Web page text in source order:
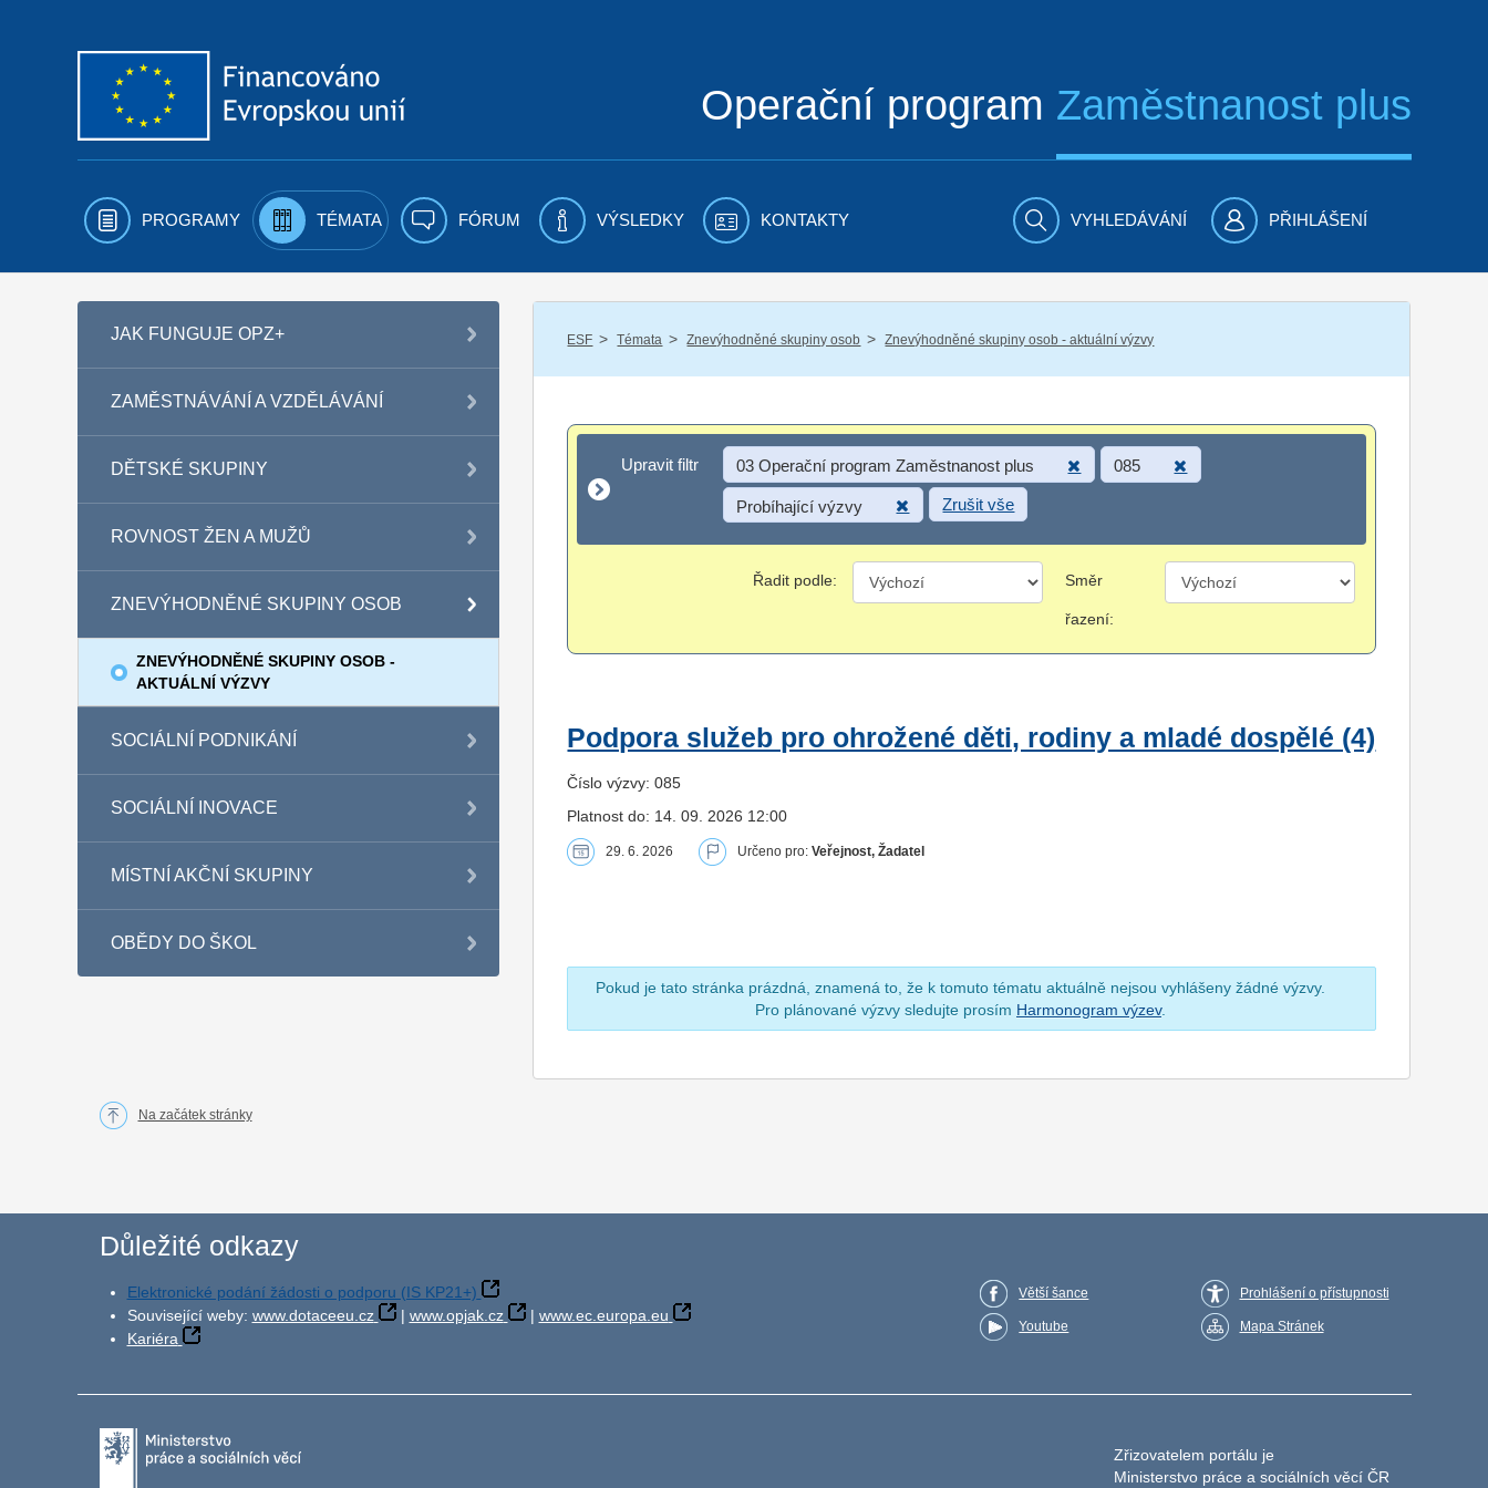
Operační program Zaměstnanost plus
PROGRAMY TÉMATA FÓRUM VÝSLEDKY KONTAKTY VYHLEDÁVÁNÍ PŘIHLÁŠENÍ
JAK FUNGUJE OPZ+
ZAMĚSTNÁVÁNÍ A VZDĚLÁVÁNÍ
DĚTSKÉ SKUPINY
ROVNOST ŽEN A MUŽŮ
ZNEVÝHODNĚNÉ SKUPINY OSOB
ZNEVÝHODNĚNÉ SKUPINY OSOB -
AKTUÁLNÍ VÝZVY
SOCIÁLNÍ PODNIKÁNÍ
SOCIÁLNÍ INOVACE
MÍSTNÍ AKČNÍ SKUPINY
OBĚDY DO ŠKOL
ESF / Témata / Znevýhodněné skupiny osob / Znevýhodněné skupiny osob - aktuální výzvy
Upravit filtr
Upravit filtr 03 Operační program Zaměstnanost plus 085
Probíhající výzvy Zrušit vše
Řadit podle: Směr
řazení:
Podpora služeb pro ohrožené děti, rodiny a mladé dospělé (4)
Číslo výzvy: 085
Platnost do: 14. 09. 2026 12:00
29. 6. 2026 Určeno pro:Veřejnost, Žadatel
Pokud je tato stránka prázdná, znamená to, že k tomuto tématu aktuálně nejsou vyhlášeny žádné výzvy.
Pro plánované výzvy sledujte prosím Harmonogram výzev.
Na začátek stránky
Důležité odkazy
Elektronické podání žádosti o podporu (IS KP21+)
Související weby: www.dotaceeu.cz | www.opjak.cz | www.ec.europa.eu
Kariéra
Větší šance
Youtube
Prohlášení o přístupnosti
Mapa Stránek
Zřizovatelem portálu je
Ministerstvo práce a sociálních věcí ČR